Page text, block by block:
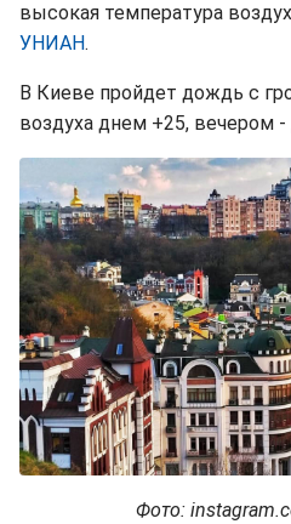
высокая температура
УНИАН.
В Киеве пройдет дождь с
воздуха днем +25, вечером -
Фото: